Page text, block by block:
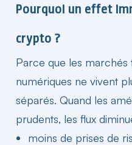
Pourquoi un effet
crypto ?​
Parce que les marchés
numériques ne vivent
séparés. Quand les
prudents, les flux
moins de prises de